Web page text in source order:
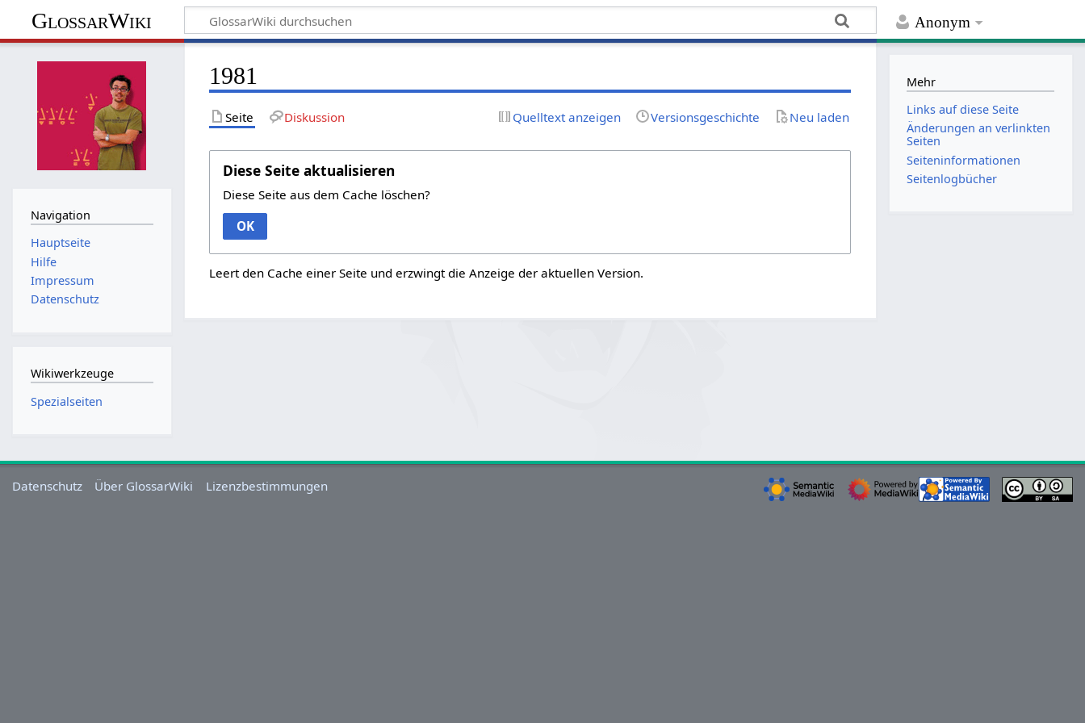
Anonym
GlossarWiki
1981
Seite Diskussion Quelltext anzeigen Versionsgeschichte Neu laden
Diese Seite aktualisieren
Diese Seite aus dem Cache löschen?
OK
Leert den Cache einer Seite und erzwingt die Anzeige der aktuellen Version.
Navigation
Hauptseite
Hilfe
Impressum
Datenschutz
Wikiwerkzeuge
Spezialseiten
Mehr
Links auf diese Seite
Änderungen an verlinkten
Seiten
Seiten­­informationen
Seitenlogbücher
Datenschutz Über GlossarWiki Lizenzbestimmungen